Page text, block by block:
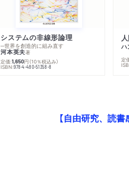
システムの非線形論理
─世界を創造的に組み直す
河本英夫著
定価:1,650円 （10％税込み）
ISBN:978-4-480-51358-8
ハ
定
【自由研究、読